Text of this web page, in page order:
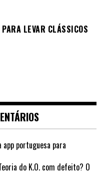
LEVAR CLÁSSICOS
app portuguesa para
do K.O. com defeito? O